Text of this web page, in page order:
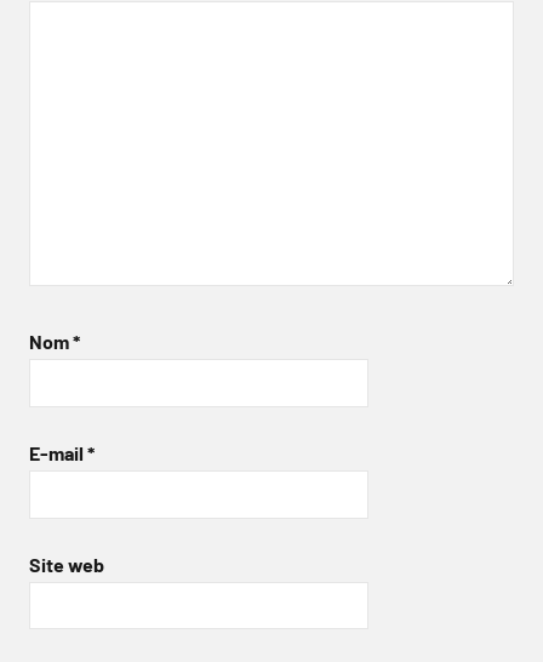
Nom*
E-mail *
Site web